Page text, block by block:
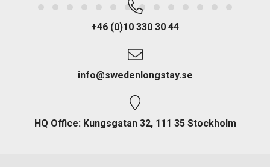
+46 (0)10 330 30 44
info@swedenlongstay.se
HQ Office: Kungsgatan 32, 111 35 Stockholm